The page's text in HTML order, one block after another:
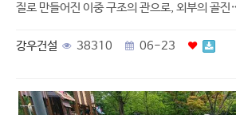
질로 만들어진 이중 구조의 관으로, 외부의 골
강우건설 38310 06-23